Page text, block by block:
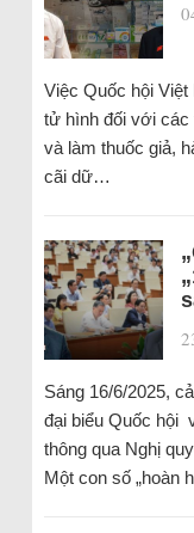
Việc Quốc hội
tử hình đối với các
và làm thuốc giả,
cãi dữ…
Sáng 16/6/2025,
đại biểu Quốc hội
thông qua Nghị
Một con số „hoàn